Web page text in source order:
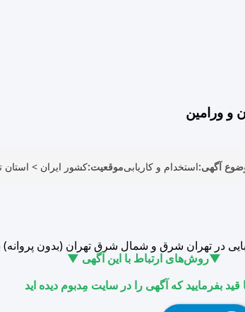
آگهی:استخدام و کاریابیموقعیت:کشور ایران > استان
▼روش‌های ارتباط با این آگهی ▼
قید بفرمایید که آگهی را در سایت مِدبوم دیده اید